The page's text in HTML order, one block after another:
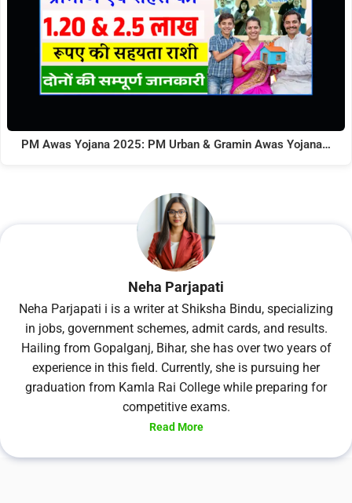
PM Awas Yojana 2025: PM Urban & Gramin Awas Yojana…
Neha Parjapati
Neha Parjapati i is a writer at Shiksha Bindu, specializing
in jobs, government schemes, admit cards, and results.
Hailing from Gopalganj, Bihar, she has over two years of
experience in this field. Currently, she is pursuing her
graduation from Kamla Rai College while preparing for
competitive exams.
Read More